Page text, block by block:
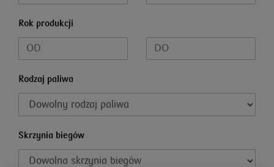
Rok produkcji
Rodzaj paliwa
Skrzynia biegów